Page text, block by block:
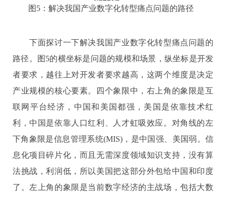
图 5 ：解决我国产业数字化转型痛点问题的路径
下面探讨一下解决我国产业数字化转型痛点问题的
路径。图 5的横坐标是问题的规模和场景，纵坐标是开发
者要求，越往上对开发者要求越高，这两个维度是决定
产业规模的核心要素。四个象限中，右上角的象限是互
联网平台经济，中国和美国都强，美国是依靠技术红
利，中国是依靠人口红利、人才虹吸效应。对角线的左
下角象限是信息管理系统(MIS) ，是中国强、美国弱。信
息化项目碎片化，而且无需深度领域知识支持，没有算
法挑战，利润低，所以美国把这部分外包给中国和印度
了。左上角的象限是当前数字经济的主战场，包括大数